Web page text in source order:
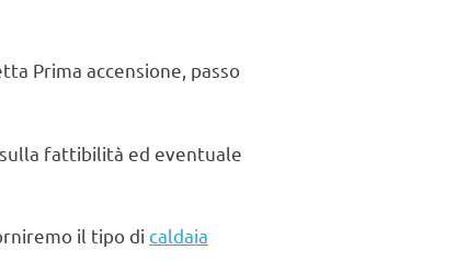
Prima accensione, passo
fattibilità ed eventuale
il tipo di caldaia